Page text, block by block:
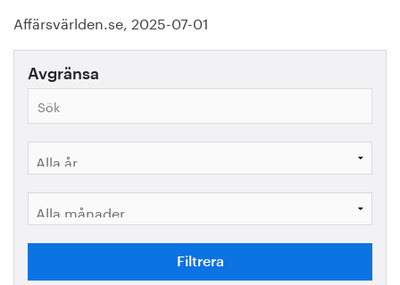
Om oss
Affärsvärlden.se, 2025-07-01
Avgränsa